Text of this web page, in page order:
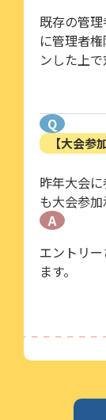
既存の管
に管理者
ンした上
Q
【大会参
昨年大会
も大会参
A
エントリ
ます。